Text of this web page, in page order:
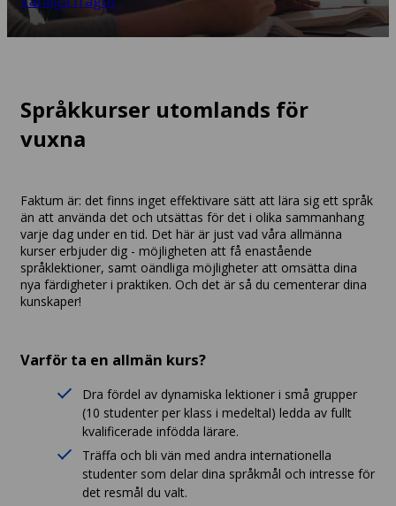
Språkkurser utomlands för
vuxna
Faktum är: det finns inget effektivare sätt att lära sig ett språk
än att använda det och utsättas för det i olika sammanhang
varje dag under en tid. Det här är just vad våra allmänna
kurser erbjuder dig - möjligheten att få enastående
språklektioner, samt oändliga möjligheter att omsätta dina
nya färdigheter i praktiken. Och det är så du cementerar dina
kunskaper!
Varför ta en allmän kurs?
Dra fördel av dynamiska lektioner i små grupper
(10 studenter per klass i medeltal) ledda av fullt
kvalificerade infödda lärare.
Träffa och bli vän med andra internationella
studenter som delar dina språkmål och intresse för
det resmål du valt.